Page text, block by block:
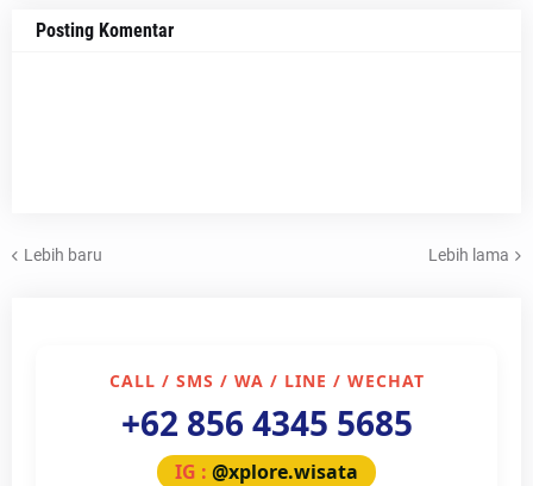
Posting Komentar
Lebih baru Lebih lama
CALL / SMS / WA / LINE / WECHAT
+62 856 4345 5685
IG : @xplore.wisata